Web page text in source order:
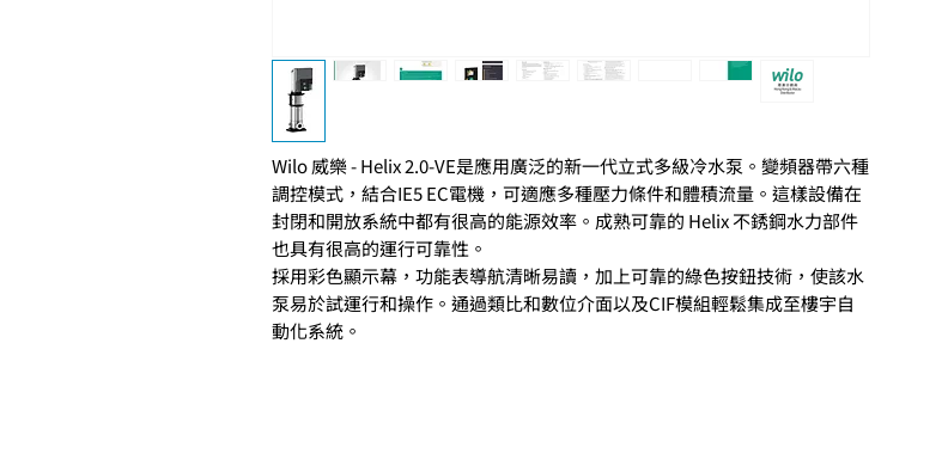
Wilo 威樂 - Helix 2.0-VE是應用廣泛的新一代立式多級冷水泵。變頻器帶六種
調控模式，結合IE5 EC電機，可適應多種壓力條件和體積流量。這樣設備在
封閉和開放系統中都有很高的能源效率。成熟可靠的 Helix不銹鋼水力部件
也具有很高的運行可靠性。
採用彩色顯示幕，功能表導航清晰易讀，加上可靠的綠色按鈕技術，使該水
泵易於試運行和操作。通過類比和數位介面以及CIF模組輕鬆集成至樓宇自
動化系統。